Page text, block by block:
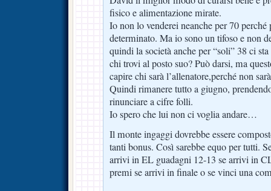
fisico e alimentazione mirate.
Io non lo venderei neanche per 70 perché
determinato. Ma io sono un tifoso e non
quindi la società anche per “soli” 38 ci
chi trovi al posto suo? Può darsi, ma
capire chi sarà l’allenatore,perché non
Quindi rimanere tutto a giugno,
rinunciare a cifre folli.
Io spero che lui non ci voglia andare…
Il monte ingaggi dovrebbe essere
tanti bonus. Così sarebbe equo per tutti.
arrivi in EL guadagni 12-13 se arrivi in
premi se arrivi in finale o se vinci una